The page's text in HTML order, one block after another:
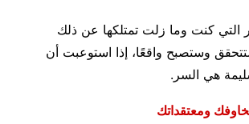
التي كنت وما زلت تمتلكها عن ذلك
وستصبح واقعًا، إذا استوعبت أن
هي السر.